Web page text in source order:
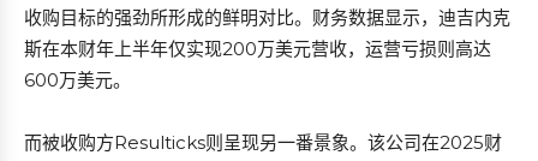
收购目标的强劲所形成的鲜明对比。财务数据显示，迪吉内克
斯在本财年上半年仅实现200万美元营收，运营亏损则高达
600万美元。
而被收购方Resulticks则呈现另一番景象。该公司在2025财